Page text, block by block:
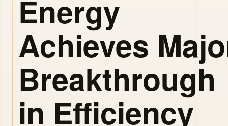
Energy
Achieves
Breakthrough
in Efficiency